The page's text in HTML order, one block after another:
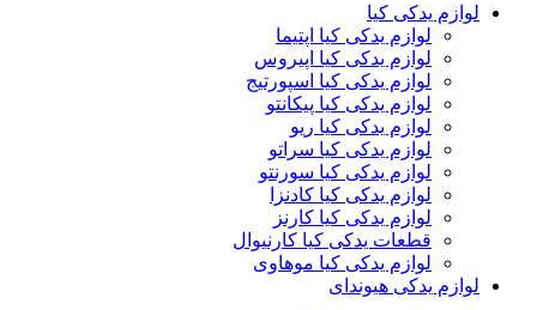
لوازم یدکی کیا
لوازم یدکی کیا اپتیما
لوازم یدکی کیا اپیروس
لوازم یدکی کیا اسپورتیج
لوازم یدکی کیا پیکانتو
لوازم یدکی کیا ریو
لوازم یدکی کیا سراتو
لوازم یدکی کیا سورنتو
لوازم یدکی کیا کادنزا
لوازم یدکی کیا کارنز
قطعات یدکی کیا کارنیوال
لوازم یدکی کیا موهاوی
لوازم یدکی هیوندای